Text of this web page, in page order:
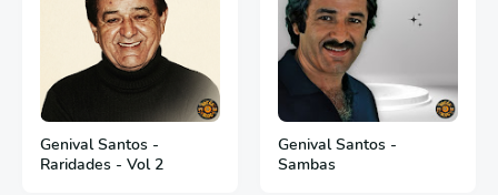
Genival Santos -
Raridades - Vol 2
Genival Santos -
Sambas